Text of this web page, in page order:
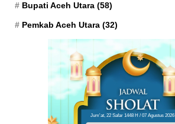
Bupati Aceh Utara (58)
Pemkab Aceh Utara (32)
Jum'at, 22 Safar 1448 H / 07 Agustus 2026